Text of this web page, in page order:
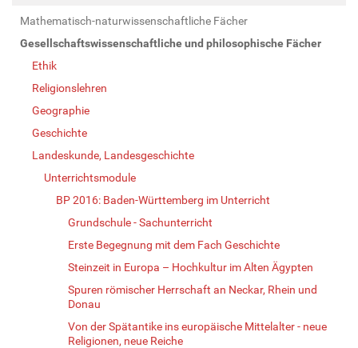
Mathematisch-naturwissenschaftliche Fächer
Gesellschaftswissenschaftliche und philosophische Fächer
Ethik
Religionslehren
Geographie
Geschichte
Landeskunde, Landesgeschichte
Unterrichtsmodule
BP 2016: Baden-Württemberg im Unterricht
Grundschule - Sachunterricht
Erste Begegnung mit dem Fach Geschichte
Steinzeit in Europa – Hochkultur im Alten Ägypten
Spuren römischer Herrschaft an Neckar, Rhein und
Donau
Von der Spätantike ins europäische Mittelalter - neue
Religionen, neue Reiche